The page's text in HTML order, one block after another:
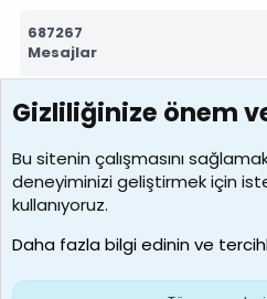
687267
Mesajlar
7388
Kullanıcılar
borabekirogluu
Son üye
Çerezler
Gizliliğinize önem
Bu sitenin çalışmasını
deneyiminizi geliştirmek için
kullanıyoruz.
Daha fazla bilgi edinin ve